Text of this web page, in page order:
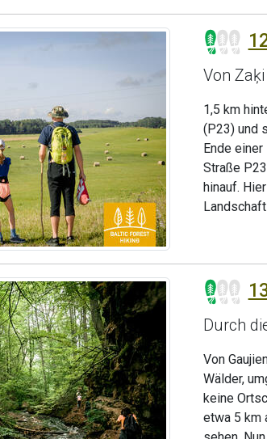
Von
1,5 km
(P23) und
Ende
Straße
hinauf.
Durch
Von
Wälder,
keine
etwa 5 km